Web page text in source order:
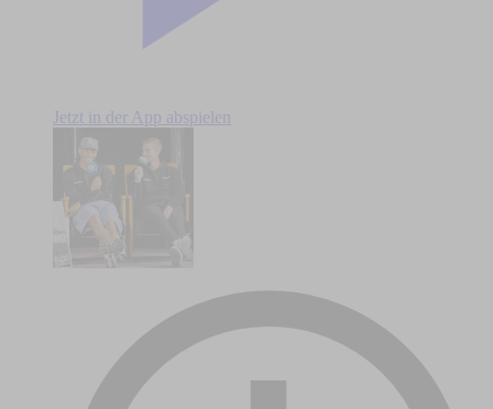
Jetzt in der App abspielen